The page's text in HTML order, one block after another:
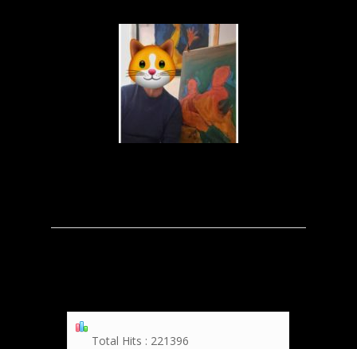
Total Hits : 221396